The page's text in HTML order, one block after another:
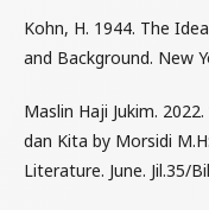
Kohn, H. 1944. The
and Background. New
Maslin Haji Jukim.
dan Kita by Morsidi
Literature. June. Jil.35/